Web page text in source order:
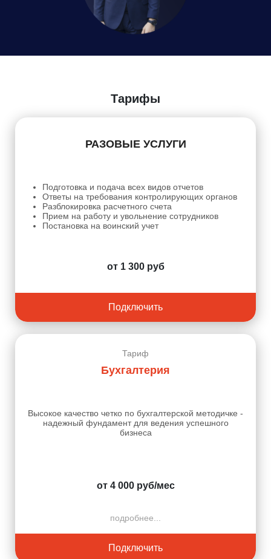
Тарифы
РАЗОВЫЕ УСЛУГИ
Подготовка и подача всех видов отчетов
Ответы на требования контролирующих органов
Разблокировка расчетного счета
Прием на работу и увольнение сотрудников
Постановка на воинский учет
от 1 300 руб
Подключить
Тариф
Бухгалтерия
Высокое качество четко по бухгалтерской методичке -
надежный фундамент для ведения успешного
бизнеса
от 4 000 руб/мес
подробнее...
Подключить